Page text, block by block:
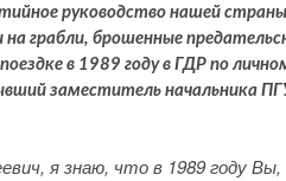
руководство нашей
грабли, брошенные
в 1989 году в ГДР по
заместитель начальника
я знаю, что в 1989 году